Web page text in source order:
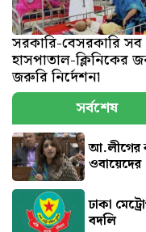
সরকারি-বেসরকারি সব
হাসপাতাল-ক্লিনিকের
জরুরি নির্দেশনা
সর্বশেষ
আ.লীগের
ওবায়েদের
ঢাকা
বদলি